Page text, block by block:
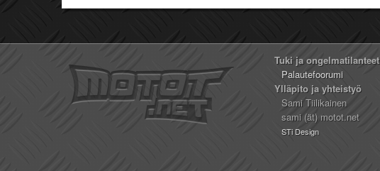
Tuki ja ongelmatilanteet
Palautefoorumi
Ylläpito ja yhteistyö
Sami Tiilikainen
sami (ät) motot.net
STi Design